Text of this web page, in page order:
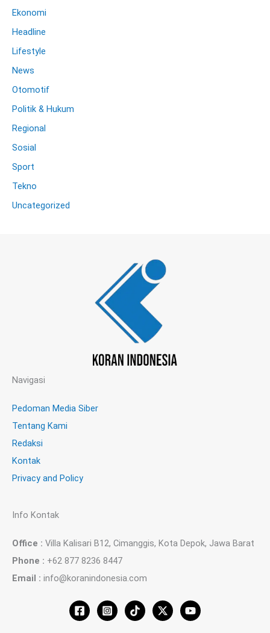
Ekonomi
Headline
Lifestyle
News
Otomotif
Politik & Hukum
Regional
Sosial
Sport
Tekno
Uncategorized
Navigasi
Pedoman Media Siber
Tentang Kami
Redaksi
Kontak
Privacy and Policy
Info Kontak
Office : Villa Kalisari B12, Cimanggis, Kota Depok, Jawa Barat
Phone : +62 877 8236 8447
Email : info@koranindonesia.com